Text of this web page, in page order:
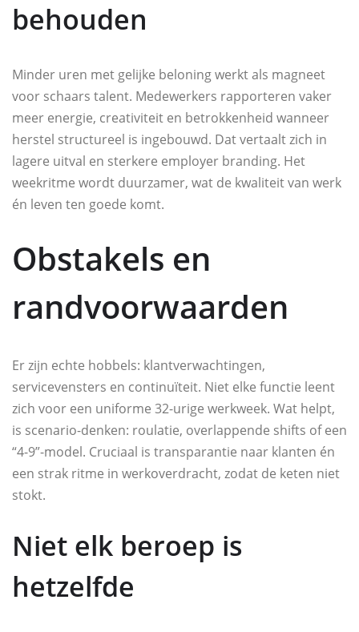
behouden
Minder uren met gelijke beloning werkt als magneet
voor schaars talent. Medewerkers rapporteren vaker
meer energie, creativiteit en betrokkenheid wanneer
herstel structureel is ingebouwd. Dat vertaalt zich in
lagere uitval en sterkere employer branding. Het
weekritme wordt duurzamer, wat de kwaliteit van werk
én leven ten goede komt.
Obstakels en
randvoorwaarden
Er zijn echte hobbels: klantverwachtingen,
servicevensters en continuïteit. Niet elke functie leent
zich voor een uniforme 32-urige werkweek. Wat helpt,
is scenario-denken: roulatie, overlappende shifts of een
“4-9”-model. Cruciaal is transparantie naar klanten én
een strak ritme in werkoverdracht, zodat de keten niet
stokt.
Niet elk beroep is
hetzelfde